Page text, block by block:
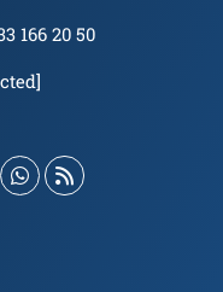
166 20 50